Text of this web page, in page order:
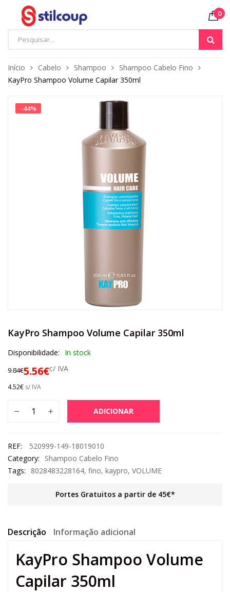
0
Início Cabelo Shampoo
Shampoo Cabelo Fino
KayPro Shampoo Volume Capilar 350ml
-44%
KayPro Shampoo Volume Capilar 350ml
Disponibilidade: In stock
9.84€5.56€c/ IVA
4.52€ s/ IVA
ADICIONAR
REF:
520999-149-18019010
Category:
Shampoo Cabelo Fino
Tags:
8028483228164, fino, kaypro, VOLUME
Portes Gratuitos a partir de 45€*
Descrição Informação adicional
KayPro Shampoo Volume
Capilar 350ml